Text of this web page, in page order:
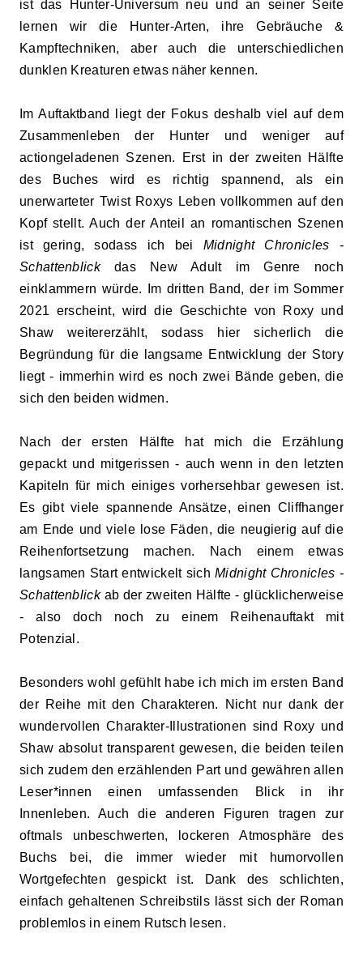
ist das Hunter-Universum neu und an seiner Seite
lernen wir die Hunter-Arten, ihre Gebräuche &
Kampftechniken, aber auch die unterschiedlichen
dunklen Kreaturen etwas näher kennen.
Im Auftaktband liegt der Fokus deshalb viel auf dem
Zusammenleben der Hunter und weniger auf
actiongeladenen Szenen. Erst in der zweiten Hälfte
des Buches wird es richtig spannend, als ein
unerwarteter Twist Roxys Leben vollkommen auf den
Kopf stellt. Auch der Anteil an romantischen Szenen
ist gering, sodass ich bei Midnight Chronicles -
Schattenblickdas New Adult im Genre noch
einklammern würde. Im dritten Band, der im Sommer
2021 erscheint, wird die Geschichte von Roxy und
Shaw weitererzählt, sodass hier sicherlich die
Begründung für die langsame Entwicklung der Story
liegt - immerhin wird es noch zwei Bände geben, die
sich den beiden widmen.
Nach der ersten Hälfte hat mich die Erzählung
gepackt und mitgerissen - auch wenn in den letzten
Kapiteln für mich einiges vorhersehbar gewesen ist.
Es gibt viele spannende Ansätze, einen Cliffhanger
am Ende und viele lose Fäden, die neugierig auf die
Reihenfortsetzung machen. Nach einem etwas
langsamen Start entwickelt sich Midnight Chronicles -
Schattenblickab der zweiten Hälfte - glücklicherweise
- also doch noch zu einem Reihenauftakt mit
Potenzial.
Besonders wohl gefühlt habe ich mich im ersten Band
der Reihe mit den Charakteren. Nicht nur dank der
wundervollen Charakter-Illustrationen sind Roxy und
Shaw absolut transparent gewesen, die beiden teilen
sich zudem den erzählenden Part und gewähren allen
Leser*innen einen umfassenden Blick in ihr
Innenleben. Auch die anderen Figuren tragen zur
oftmals unbeschwerten, lockeren Atmosphäre des
Buchs bei, die immer wieder mit humorvollen
Wortgefechten gespickt ist. Dank des schlichten,
einfach gehaltenen Schreibstils lässt sich der Roman
problemlos in einem Rutsch lesen.